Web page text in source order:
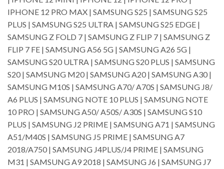
IPHONE 12 PRO MAX | SAMSUNG S25 | SAMSUNG S25
PLUS | SAMSUNG S25 ULTRA | SAMSUNG S25 EDGE |
SAMSUNG Z FOLD 7 | SAMSUNG Z FLIP 7 | SAMSUNG Z
FLIP 7 FE | SAMSUNG A56 5G | SAMSUNG A26 5G |
SAMSUNG S20 ULTRA | SAMSUNG S20 PLUS | SAMSUNG
S20 | SAMSUNG M20 | SAMSUNG A20 | SAMSUNG A30 |
SAMSUNG M10S | SAMSUNG A70/ A70S | SAMSUNG J8/
A6 PLUS | SAMSUNG NOTE 10 PLUS | SAMSUNG NOTE
10 PRO | SAMSUNG A50/ A50S/ A30S | SAMSUNG S10
PLUS | SAMSUNG J2 PRIME | SAMSUNG A71 | SAMSUNG
A51/M40S | SAMSUNG J5 PRIME | SAMSUNG A7
2018/A750 | SAMSUNG J4PLUS/J4 PRIME | SAMSUNG
M31 | SAMSUNG A9 2018 | SAMSUNG J6 | SAMSUNG J7